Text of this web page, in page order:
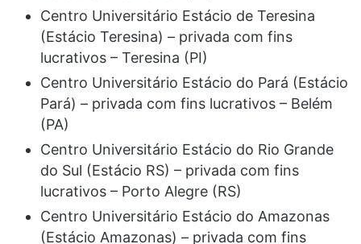
Centro Universitário Estácio de Teresina
(Estácio Teresina) – privada com fins
lucrativos – Teresina (PI)
Centro Universitário Estácio do Pará (Estácio
Pará) – privada com fins lucrativos – Belém
(PA)
Centro Universitário Estácio do Rio Grande
do Sul (Estácio RS) – privada com fins
lucrativos – Porto Alegre (RS)
Centro Universitário Estácio do Amazonas
(Estácio Amazonas) – privada com fins